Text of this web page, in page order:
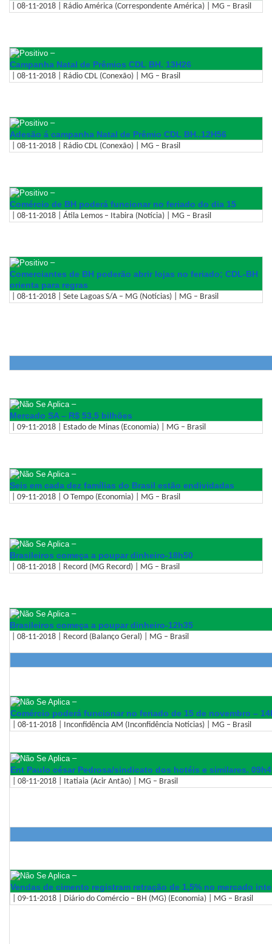
| 08-11-2018 | Rádio América (Correspondente América) | MG – Brasil
–
Campanha Natal de Prêmios CDL BH. 13H26
| 08-11-2018 | Rádio CDL (Conexão) | MG – Brasil
–
Adesão á campanha Natal de Prêmio CDL BH..12H56
| 08-11-2018 | Rádio CDL (Conexão) | MG – Brasil
–
Comércio de BH poderá funcionar no feriado do dia 15
| 08-11-2018 | Átila Lemos – Itabira (Notícia) | MG – Brasil
–
Comerciantes de BH poderão abrir lojas no feriado; CDL-BH
orienta para regras
| 08-11-2018 | Sete Lagoas S/A – MG (Notícias) | MG – Brasil
–
Mercado SA – R$ 53,5 bilhões
| 09-11-2018 | Estado de Minas (Economia) | MG – Brasil
–
Seis em cada dez famílias do Brasil estão endividadas
| 09-11-2018 | O Tempo (Economia) | MG – Brasil
–
Brasileiros começa a poupar dinheiro-18h50
| 08-11-2018 | Record (MG Record) | MG – Brasil
–
Brasileiros começa a poupar dinheiro-12h35
| 08-11-2018 | Record (Balanço Geral) | MG – Brasil
–
Comércio poderá funcionar no feriado de 15 de novembro –
| 08-11-2018 | Inconfidência AM (Inconfidência Notícias) | MG – Brasil
–
Ent Paulo césar Pedrosa/sindicato dos hotéis e similares.
| 08-11-2018 | Itatiaia (Acir Antão) | MG – Brasil
–
Vendas de cimento registram retração de 1,5% no mercado
| 09-11-2018 | Diário do Comércio – BH (MG) (Economia) | MG – Brasil